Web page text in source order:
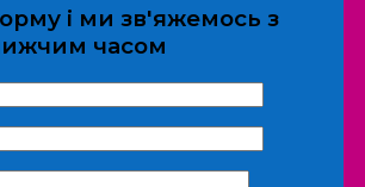
не передаються третім особам
і ми зв'яжемось з
часом